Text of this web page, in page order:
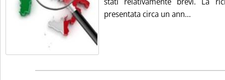
presentata circa un ann...